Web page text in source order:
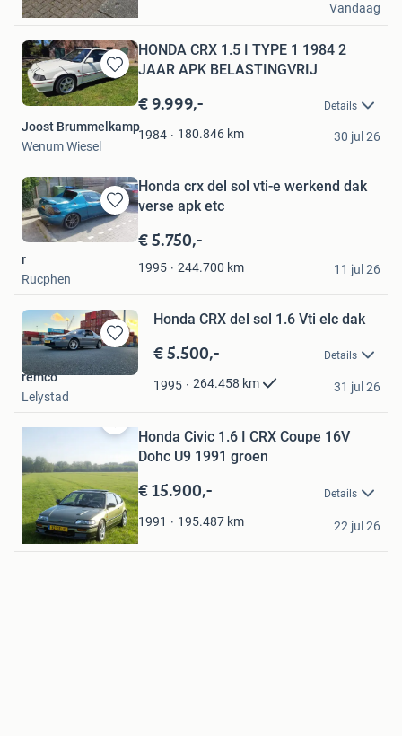
Giessenburg
Vandaag
Bewaren
in
Favorieten
HONDA CRX 1.5 I TYPE 1 1984 2
JAAR APK BELASTINGVRIJ
€ 9.999,- Details
1984 180.846 km
Joost Brummelkamp
Wenum Wiesel
30 jul 26
Bewaren
in
Favorieten
Honda crx del sol vti-e werkend dak
verse apk etc
€ 5.750,-
1995 244.700 km
r
Rucphen
11 jul 26
Bewaren
in
Honda CRX del sol 1.6 Vti elc dak
€ 5.500,- Details
1995 264.458 km
remco
Lelystad
31 jul 26
Bewaren
Mijn
Favorieten
Honda Civic 1.6 I CRX Coupe 16V
Dohc U9 1991 groen
€ 15.900,- Details
1991 195.487 km
RencoSloof
Alblasserdam
22 jul 26